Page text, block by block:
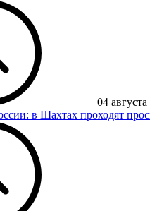
04 августа
в Шахтах проходят